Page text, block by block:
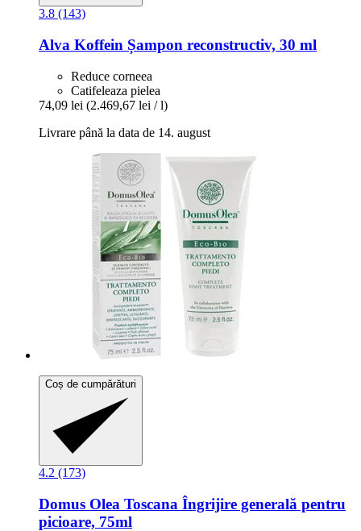
3.8 (143)
Alva Koffein Șampon reconstructiv, 30 ml
Reduce corneea
Catifeleaza pielea
74,09 lei (2.469,67 lei / l)
Livrare până la data de 14. august
Coș de cumpărături
4.2 (173)
Domus Olea Toscana Îngrijire generală pentru
picioare, 75ml